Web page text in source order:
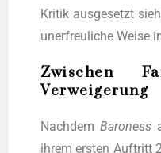
Kri­tik aus­ge­setzt
uner­freu­li­che Wei­se
Zwischen
Verweigerung
Nach­demBaro­ness
ihrem ers­ten Auf­tritt